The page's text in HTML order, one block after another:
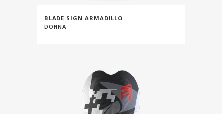
BLADE SIGN ARMADILLO
DONNA